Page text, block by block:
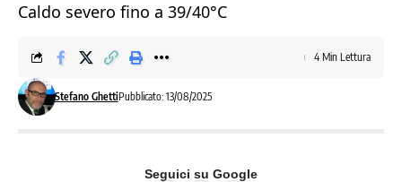
Caldo severo fino a 39/40°C
Stefano GhettiPubblicato: 13/08/2025
4 Min Lettura
Seguici su Google